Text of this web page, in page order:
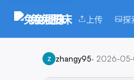
兔兔图床 上传 探
Z zhangy95· 2026-05-